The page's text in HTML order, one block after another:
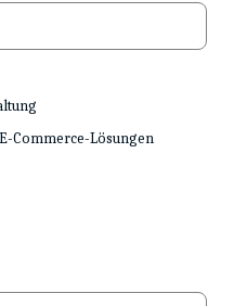
E-Commerce-Lösungen